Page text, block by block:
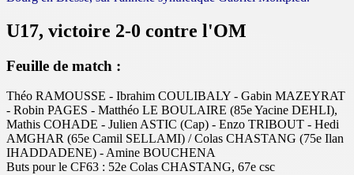
U17, victoire 2-0 contre l'OM
Feuille de match :
Théo RAMOUSSE - Ibrahim COULIBALY - Gabin MAZEYRAT
- Robin PAGES - Matthéo LE BOULAIRE (85e Yacine DEHLI),
Mathis COHADE - Julien ASTIC (Cap) - Enzo TRIBOUT - Hedi
AMGHAR (65e Camil SELLAMI) / Colas CHASTANG (75e Ilan
IHADDADENE) - Amine BOUCHENA
Buts pour le CF63 : 52e Colas CHASTANG, 67e csc